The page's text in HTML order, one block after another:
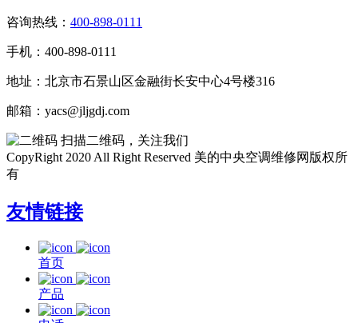
咨询热线： 400-898-0111
手机：400-898-0111
地址：北京市石景山区金融街长安中心4号楼316
邮箱：yacs@jljgdj.com
扫描二维码，关注我们
CopyRight 2020 All Right Reserved 美的中央空调维修网版权所
有
友情链接
首页
产品